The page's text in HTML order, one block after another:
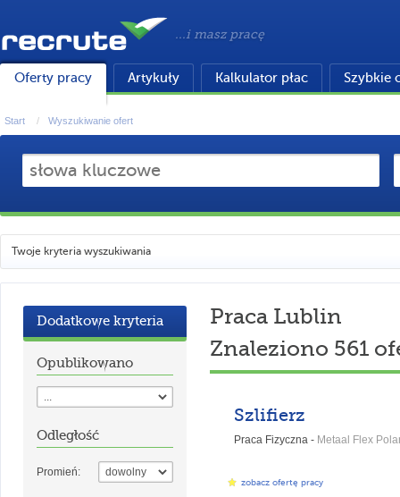
...i masz pracę
Oferty pracy Artykuły Kalkulator płac Szybkie
Start Wyszukiwanie ofert
Twoje kryteria wyszukiwania
Dodatkowe kryteria
Opublikowano
Odległość
Promień:
Praca Lublin
Znaleziono 561
Szlifierz
Praca Fizyczna - Metaal Flex
zobacz ofertę pracy